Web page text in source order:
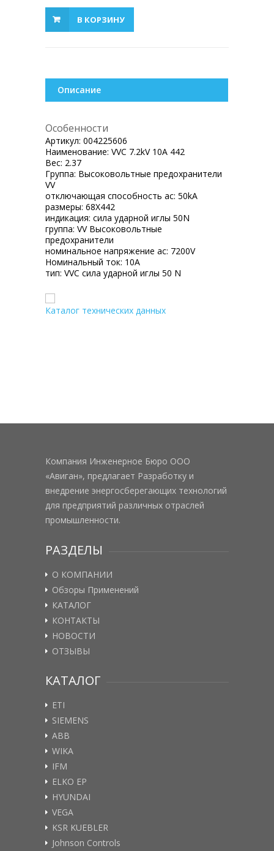
В КОРЗИНУ
Описание
Особенности
Артикул: 004225606
Наименование: VVC 7.2kV 10A 442
Вес: 2.37
Группа: Высоковольтные предохранители
VV
отключающая способность ac: 50kA
размеры: 68X442
индикация: сила ударной иглы 50N
группа: VV Высоковольтные
предохранители
номинальное напряжение ac: 7200V
Номинальный ток: 10A
тип: VVC сила ударной иглы 50 N
Каталог технических данных
Компания Инженерное Бюро ООО
«Авиган», предлагает Разработку и
внедрение энергосберегающих технологий
для предприятий различных отраслей
промышленности.
РАЗДЕЛЫ
О КОМПАНИИ
Обзоры Применений
КАТАЛОГ
КОНТАКТЫ
НОВОСТИ
ОТЗЫВЫ
КАТАЛОГ
ETI
SIEMENS
ABB
WIKA
IFM
ELKO EP
HYUNDAI
VEGA
KSR KUEBLER
Johnson Controls